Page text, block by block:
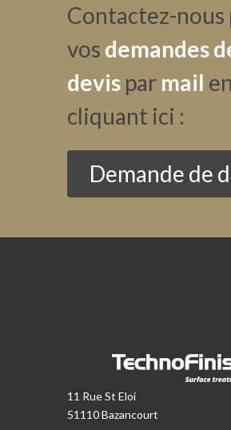
Contactez-nous
vos demandes
devis par mail en
cliquant ici :
Demande de
11 Rue St Eloi
51110 Bazancourt